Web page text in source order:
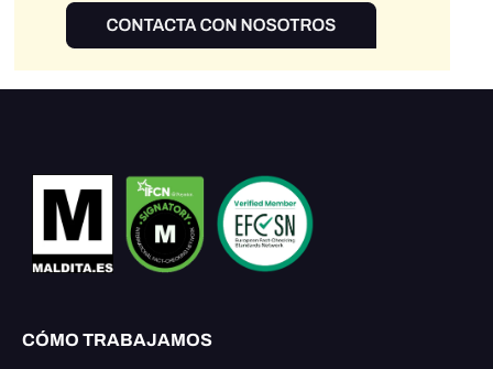
CÓMO TRABAJAMOS